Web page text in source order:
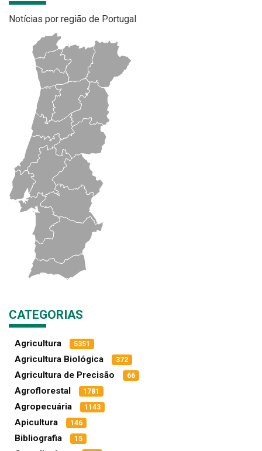
Notícias por região de Portugal
CATEGORIAS
Agricultura 5351
Agricultura Biológica 372
Agricultura de Precisão 66
Agroflorestal 1781
Agropecuária 1143
Apicultura 146
Bibliografia 15